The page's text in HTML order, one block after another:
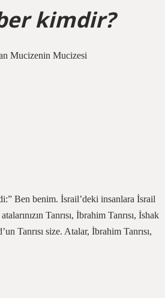
kimdir?
Mucizenin Mucizesi
Ben benim. İsrail’deki insanlara İsrail
Tanrısı, İbrahim Tanrısı, İshak
Tanrısı size. Atalar, İbrahim Tanrısı,